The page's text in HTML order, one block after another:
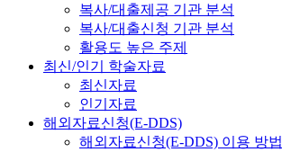
복사/대출제공 기관 분석
복사/대출신청 기관 분석
활용도 높은 주제
최신/인기 학술자료
최신자료
인기자료
해외자료신청(E-DDS)
해외자료신청(E-DDS) 이용 방법